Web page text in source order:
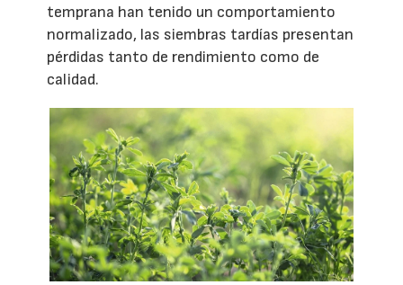
temprana han tenido un comportamiento
normalizado, las siembras tardías presentan
pérdidas tanto de rendimiento como de
calidad.